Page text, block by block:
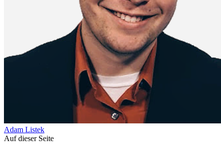
Adam Listek
Auf dieser Seite